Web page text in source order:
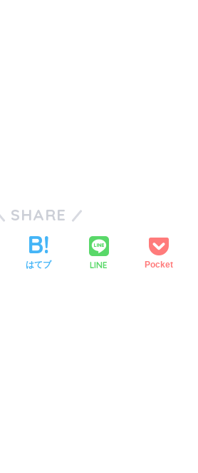
SHARE
はてブ LINE Pocket